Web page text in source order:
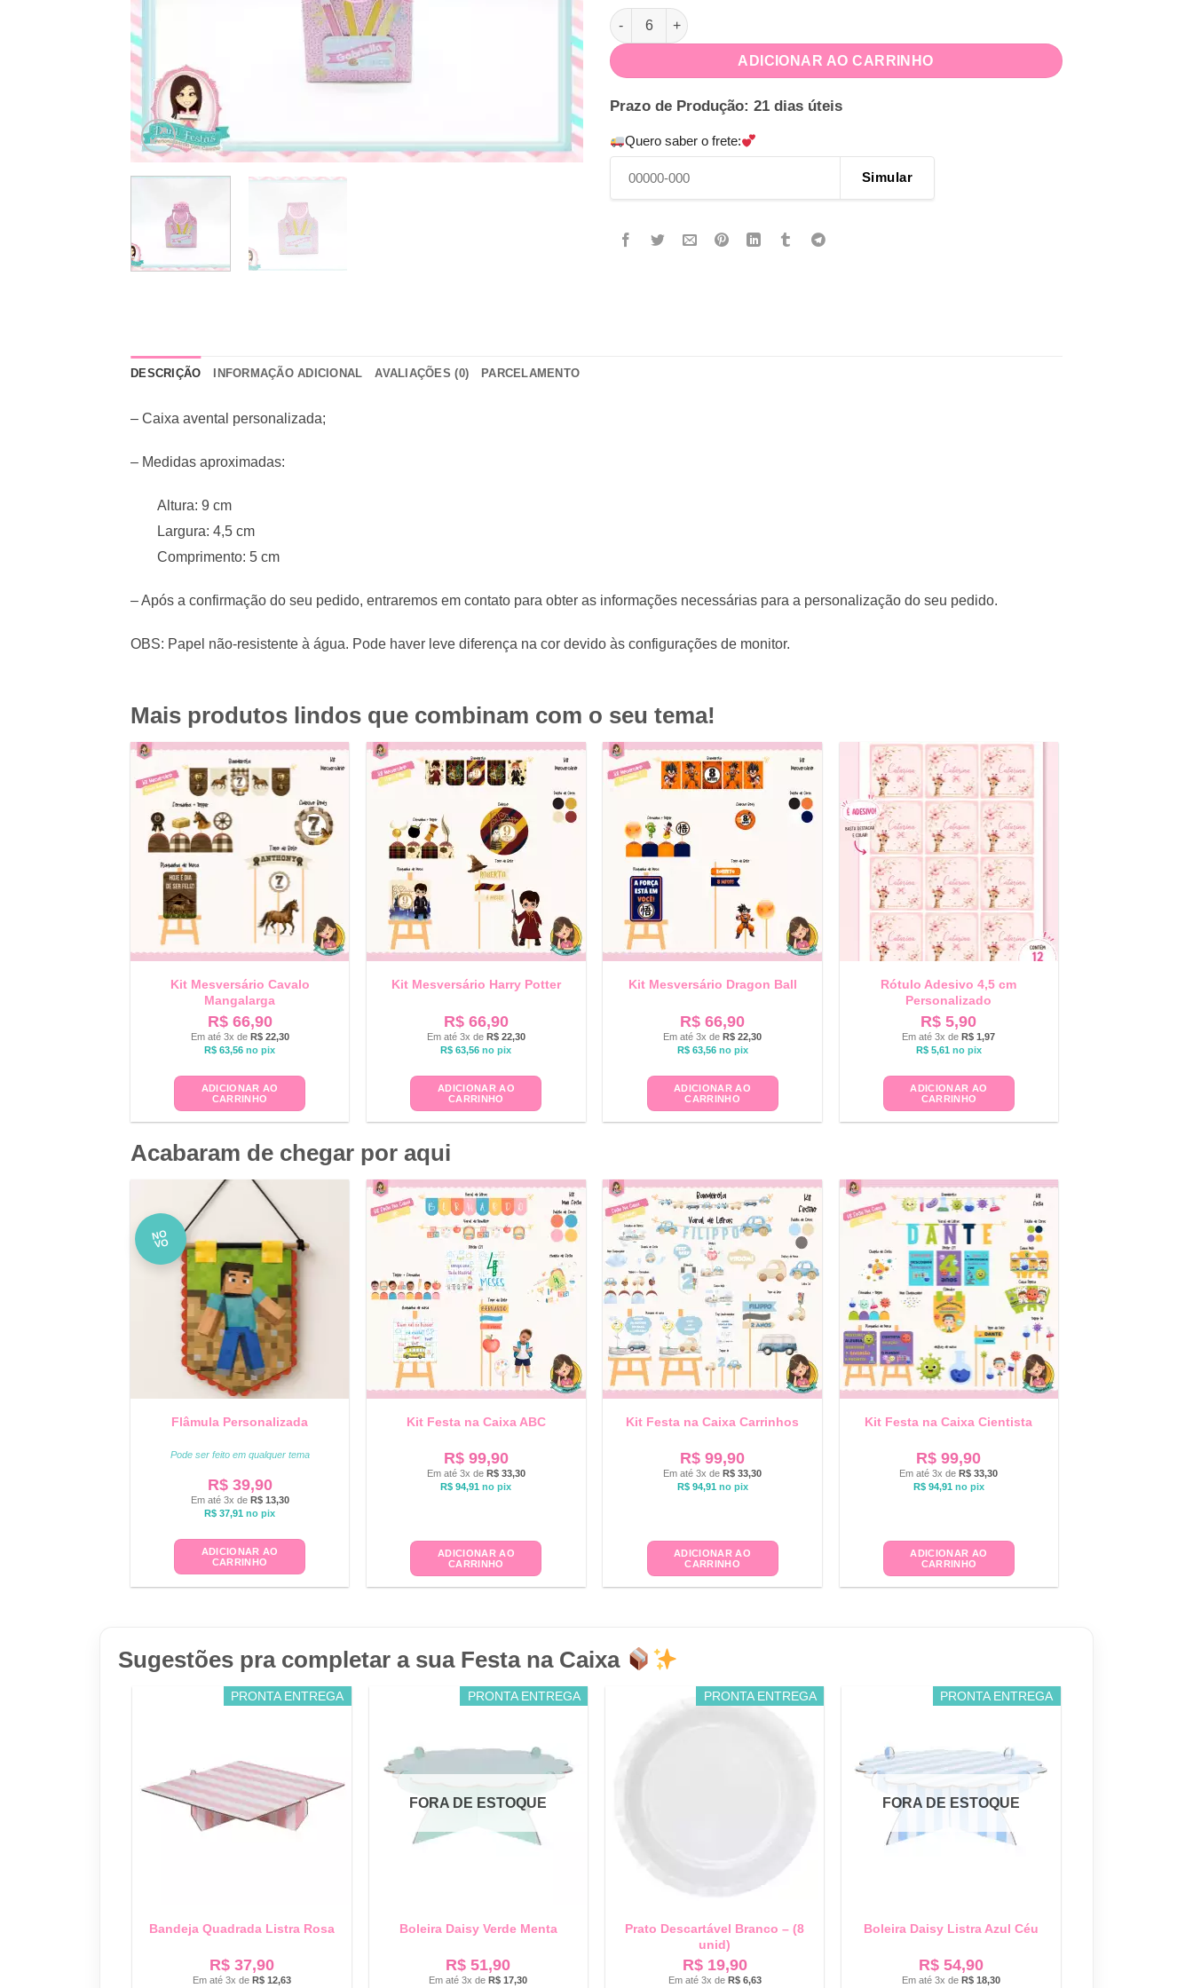
Caixa Avental Aquarela quantidade
ADICIONAR AO CARRINHO
Prazo de Produção: 21 dias úteis
Quero saber o frete:
Simular
DESCRIÇÃO INFORMAÇÃO ADICIONAL AVALIAÇÕES (0) PARCELAMENTO
– Caixa avental personalizada;
– Medidas aproximadas:
Altura: 9 cm
Largura: 4,5 cm
Comprimento: 5 cm
– Após a confirmação do seu pedido, entraremos em contato para obter as informações necessárias para a personalização do seu pedido.
OBS: Papel não-resistente à água. Pode haver leve diferença na cor devido às configurações de monitor.
Mais produtos lindos que combinam com o seu tema!
Kit Mesversário Cavalo
Mangalarga
R$66,90
Em até 3x de R$22,30
R$ 63,56 no pix
ADICIONAR AO
CARRINHO
Kit Mesversário Harry Potter
R$66,90
Em até 3x de R$22,30
R$ 63,56 no pix
ADICIONAR AO
CARRINHO
Kit Mesversário Dragon Ball
R$ 66,90
Em até 3x deR$ 22,30
R$63,56 no pix
ADICIONAR AO
CARRINHO
Rótulo Adesivo 4,5 cm
Personalizado
R$ 5,90
Em até 3x deR$ 1,97
R$5,61 no pix
ADICIONAR AO
CARRINHO
Acabaram de chegar por aqui
NO
VO
Flâmula Personalizada
Pode ser feito em qualquer tema
R$39,90
Em até 3x de R$13,30
R$ 37,91 no pix
ADICIONAR AO
CARRINHO
Kit Festa na Caixa ABC
R$99,90
Em até 3x de R$33,30
R$ 94,91 no pix
ADICIONAR AO
CARRINHO
Kit Festa na Caixa Carrinhos
R$ 99,90
Em até 3x deR$ 33,30
R$94,91 no pix
ADICIONAR AO
CARRINHO
Kit Festa na Caixa Cientista
R$ 99,90
Em até 3x deR$ 33,30
R$94,91 no pix
ADICIONAR AO
CARRINHO
Sugestões pra completar a sua Festa na Caixa
PRONTA ENTREGA
Bandeja Quadrada Listra Rosa
R$ 37,90
Em até 3x de R$ 12,63
PRONTA ENTREGA
FORA DE ESTOQUE
Boleira Daisy Verde Menta
R$ 51,90
Em até 3x de R$ 17,30
PRONTA ENTREGA
Prato Descartável Branco – (8
unid)
R$19,90
Em até 3x de R$6,63
PRONTA ENTREGA
FORA DE ESTOQUE
Boleira Daisy Listra Azul Céu
R$54,90
Em até 3x de R$18,30